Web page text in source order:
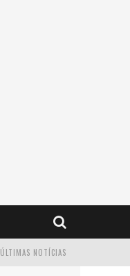
ÚLTIMAS NOTÍCIAS